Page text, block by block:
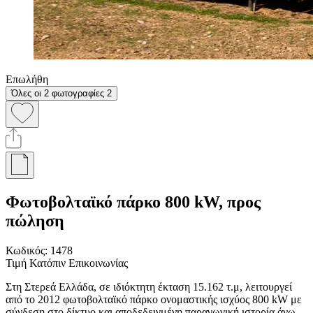
Επωλήθη
Όλες οι 2 φωτογραφίες 2
Φωτοβολταϊκό πάρκο 800 kW, προς
πώληση
Κωδικός: 1478
Τιμή Κατόπιν Επικοινωνίας
Στη Στερεά Ελλάδα, σε ιδιόκτητη έκταση 15.162 τ.μ, λειτουργεί
από το 2012 φωτοβολταϊκό πάρκο ονομαστικής ισχύος 800 kW με